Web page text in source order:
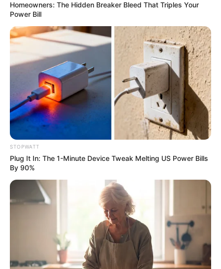
17 Rare Churches Underground That Still Exist
Homeowners: The Hidden Breaker Bleed That Triples Your
Power Bill
STOPWATT
Plug It In: The 1-Minute Device Tweak Melting US Power Bills
By 90%